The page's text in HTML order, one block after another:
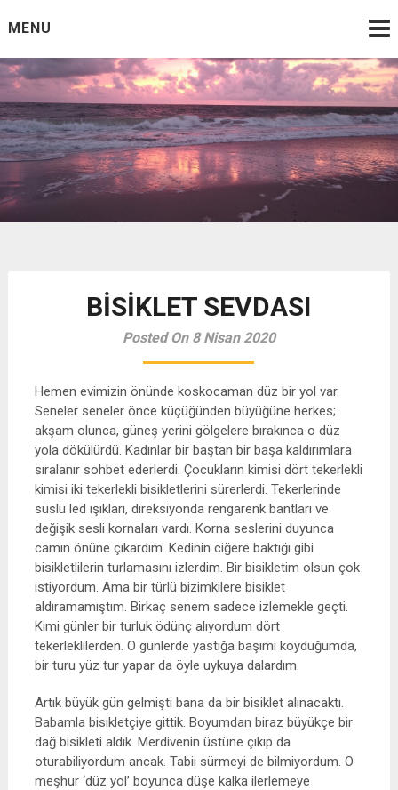
toMENU
yazmak, varlığının etrafa
saçılmış parçalarını bir
araya getirebileceğin tek
Dalga Sesleri Eşliğinde Muhabbet
BİSİKLET SEVDASI
Posted On 8 Nisan 2020
Hemen evimizin önünde koskocaman düz bir yol var.
Seneler seneler önce küçüğünden büyüğüne herkes;
akşam olunca, güneş yerini gölgelere bırakınca o düz
yola dökülürdü. Kadınlar bir baştan bir başa kaldırımlara
sıralanır sohbet ederlerdi. Çocukların kimisi dört tekerlekli
kimisi iki tekerlekli bisikletlerini sürerlerdi. Tekerlerinde
süslü led ışıkları, direksiyonda rengarenk bantları ve
değişik sesli kornaları vardı. Korna seslerini duyunca
camın önüne çıkardım. Kedinin ciğere baktığı gibi
bisikletlilerin turlamasını izlerdim. Bir bisikletim olsun çok
istiyordum. Ama bir türlü bizimkilere bisiklet
aldıramamıştım. Birkaç senem sadece izlemekle geçti.
Kimi günler bir turluk ödünç alıyordum dört
tekerleklilerden. O günlerde yastığa başımı koyduğumda,
bir turu yüz tur yapar da öyle uykuya dalardım.
Artık büyük gün gelmişti bana da bir bisiklet alınacaktı.
Babamla bisikletçiye gittik. Boyumdan biraz büyükçe bir
dağ bisikleti aldık. Merdivenin üstüne çıkıp da
oturabiliyordum ancak. Tabii sürmeyi de bilmiyordum. O
meşhur ‘düz yol’ boyunca düşe kalka ilerlemeye